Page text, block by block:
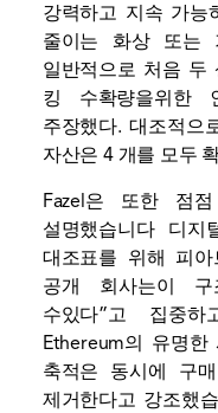
강력하고 지속 가능
줄이는 화상 또는
일반적으로 처음 두
킹 수확량을위한
주장했다. 대조적으
자산은 4 개를 모두
Fazel은 또한 점
설명했습니다 디지
대조표를 위해 피
공개 회사는이
수있다”고 집중
Ethereum의 유명한
축적은 동시에 구
제거한다고 강조했